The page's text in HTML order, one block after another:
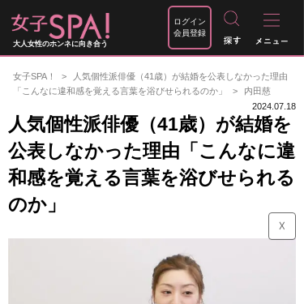
大人女性のホンネに向き合う
ログイン
会員登録
女子SPA！
人気個性派俳優（41歳）が結婚を公表しなかった理由
「こんなに違和感を覚える言葉を浴びせられるのか」
内田慈
2024.07.18
人気個性派俳優（41歳）が結婚を
公表しなかった理由「こんなに違
和感を覚える言葉を浴びせられる
のか」
☓